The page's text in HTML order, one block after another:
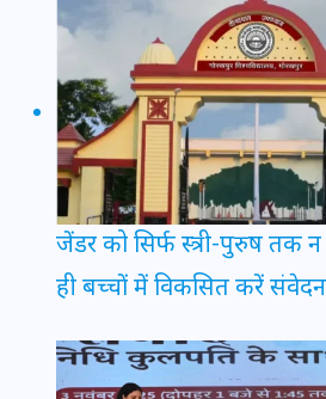
जेंडर को सिर्फ स्त्री-पुरुष
ही बच्चों में विकसित करें